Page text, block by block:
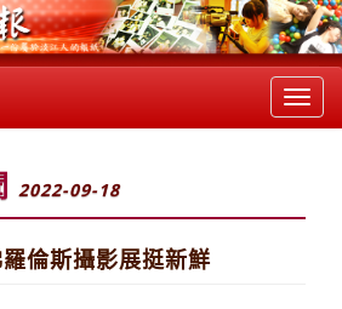
2022-09-18
倫斯攝影展挺新鮮